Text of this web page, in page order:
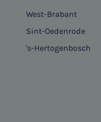
West-Brabant
Sint-Oedenrode
's-Hertogenbosch